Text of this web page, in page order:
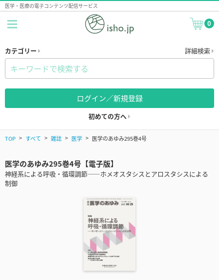
医学・医療の電子コンテンツ配信サービス
0
カテゴリー 詳細検索
ログイン／新規登録
初めての方へ
TOP すべて 雑誌 医学 医学のあゆみ295巻4号
医学のあゆみ295巻4号【電子版】
神経系による呼吸・循環調節――ホメオスタシスとアロスタシスによる
制御